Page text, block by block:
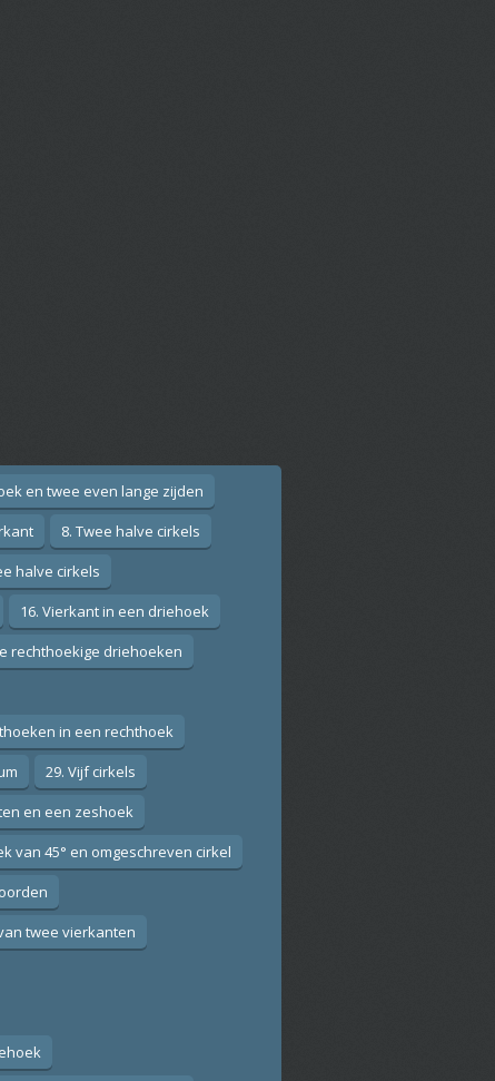
en twee even lange zijden
8. Twee halve cirkels
halve cirkels
16. Vierkant in een driehoek
rechthoekige driehoeken
in een rechthoek
29. Vijf cirkels
en een zeshoek
van 45° en omgeschreven cirkel
twee vierkanten